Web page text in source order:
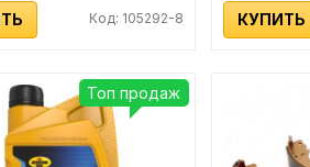
Код: 105292-8 КУПИТЬ
Топ продаж